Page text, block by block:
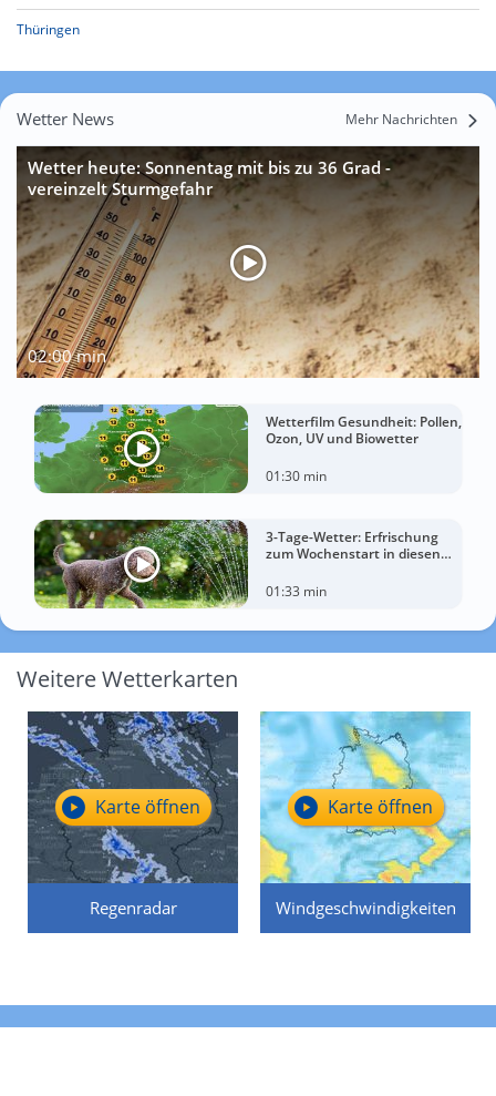
Thüringen
Wetter News Mehr Nachrichten
Wetter heute: Sonnentag mit bis zu 36 Grad -
vereinzelt Sturmgefahr
02:00 min
Wetterfilm Gesundheit: Pollen,
Ozon, UV und Biowetter
01:30 min
3-Tage-Wetter: Erfrischung
zum Wochenstart in diesen
01:33 min
Weitere Wetterkarten
Regenradar
Karte öffnen
Windgeschwindigkeiten
Karte öffnen